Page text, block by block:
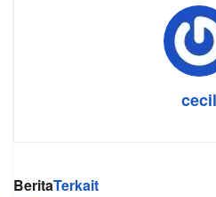
cecil
BeritaTerkait